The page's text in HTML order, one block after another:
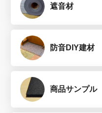
遮音材
防音DIY建材
商品サンプル